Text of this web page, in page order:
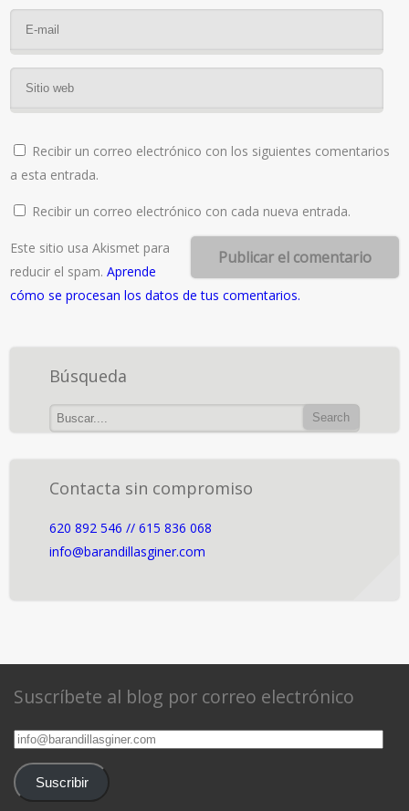
Recibir un correo electrónico con los siguientes comentarios
a esta entrada.
Recibir un correo electrónico con cada nueva entrada.
Este sitio usa Akismet para
reducir el spam.Aprende
cómo se procesan los datos de tus comentarios.
Búsqueda
Contacta sin compromiso
620 892 546 // 615 836 068
info@barandillasginer.com
Suscríbete al blog por correo electrónico
info@barandillasginer.com
Suscribir